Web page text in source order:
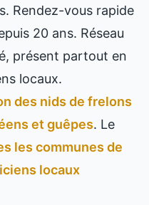
Rendez-vous rapide
20 ans. Réseau
présent partout en
locaux.
des nids de frelons
et guêpes. Le
les communes de
locaux